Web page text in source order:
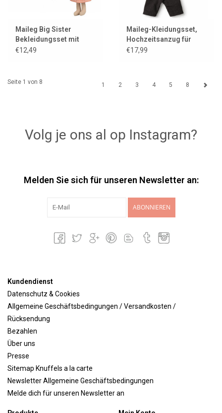
Maileg Big Sister
Bekleidungsset mit
Tasche / Koralle
€12,49
Maileg-Kleidungsset,
Hochzeitsanzug für
Vater Maus
€17,99
Seite 1 von 8 1 2 3 4 5 8
Volg je ons al op Instagram?
Melden Sie sich für unseren Newsletter an:
ABONNIEREN
Kundendienst
Datenschutz & Cookies
Allgemeine Geschäftsbedingungen / Versandkosten /
Rücksendung
Bezahlen
Über uns
Presse
Sitemap Knuffels a la carte
Newsletter Allgemeine Geschäftsbedingungen
Melde dich für unseren Newsletter an